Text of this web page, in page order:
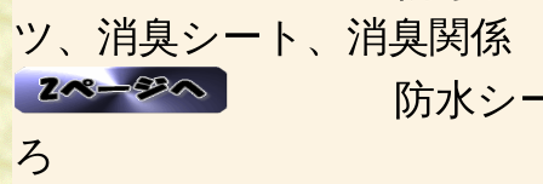
ツ、消臭シート、消臭関係
防水シー
ろ